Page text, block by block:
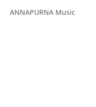
ANNAPURNA Music